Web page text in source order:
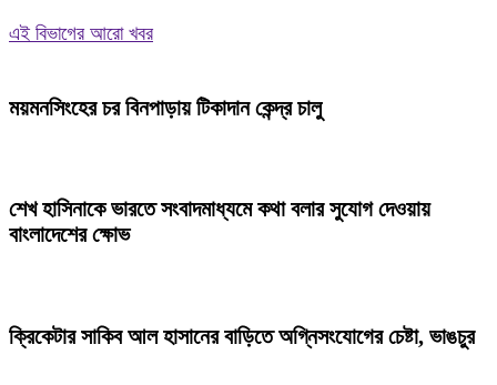
এই বিভাগের আরো খবর
ময়মনসিংহের চর বিনপাড়ায় টিকাদান কেন্দ্র চালু
শেখ হাসিনাকে ভারতে সংবাদমাধ্যমে কথা বলার সুযোগ দেওয়ায়
বাংলাদেশের ক্ষোভ
ক্রিকেটার সাকিব আল হাসানের বাড়িতে অগ্নিসংযোগের চেষ্টা, ভাঙচুর